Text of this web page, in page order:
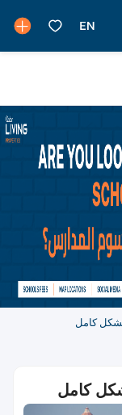
كامل
كامل